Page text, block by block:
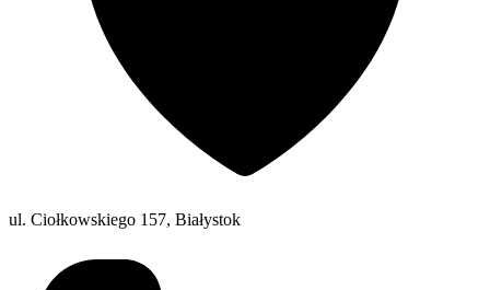
ul. Ciołkowskiego 157, Białystok